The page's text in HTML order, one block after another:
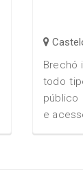
Brechó
todo
público
e